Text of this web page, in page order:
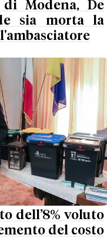
Modena, De
sia morta la
dell’8% voluto
del costo